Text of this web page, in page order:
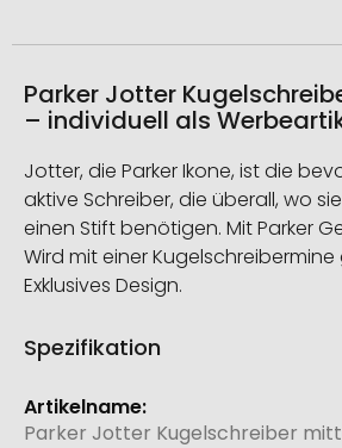
Parker Jotter
– individuell als
Jotter, die Parker Ikone, ist die
aktive Schreiber, die überall, wo
einen Stift benötigen. Mit Parker
Wird mit einer Kugelschreibermine
Exklusives Design.
Spezifikation
Weitere
Informationen
Parker Jotter Kugelschreiber